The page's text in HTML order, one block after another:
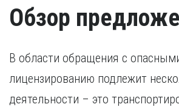
Обзор
В области обращения с
лицензированию подлежит
деятельности – это